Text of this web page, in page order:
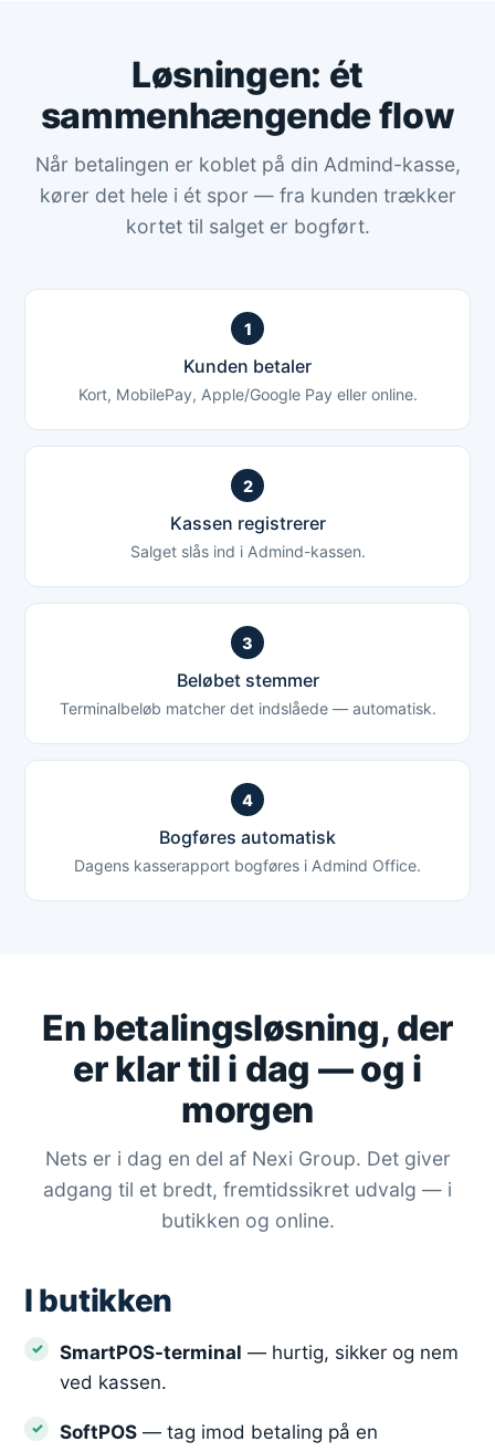
Løsningen: ét
sammenhængende flow
Når betalingen er koblet på din Admind-kasse,
kører det hele i ét spor — fra kunden trækker
kortet til salget er bogført.
1
Kunden betaler
Kort, MobilePay, Apple/Google Pay eller online.
2
Kassen registrerer
Salget slås ind i Admind-kassen.
3
Beløbet stemmer
Terminalbeløb matcher det indslåede — automatisk.
4
Bogføres automatisk
Dagens kasserapport bogføres i Admind Office.
En betalingsløsning, der
er klar til i dag — og i
morgen
Nets er i dag en del af Nexi Group. Det giver
adgang til et bredt, fremtidssikret udvalg — i
butikken og online.
I butikken
SmartPOS-terminal — hurtig, sikker og nem
ved kassen.
SoftPOS — tag imod betaling på en